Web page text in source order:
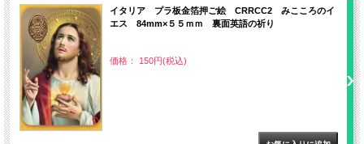
イタリア プラ板金箔押ご絵 CRRCC2 みこころのイ
エス 84mm×５５ｍｍ 裏面英語の祈り
価格： 150円(税込)